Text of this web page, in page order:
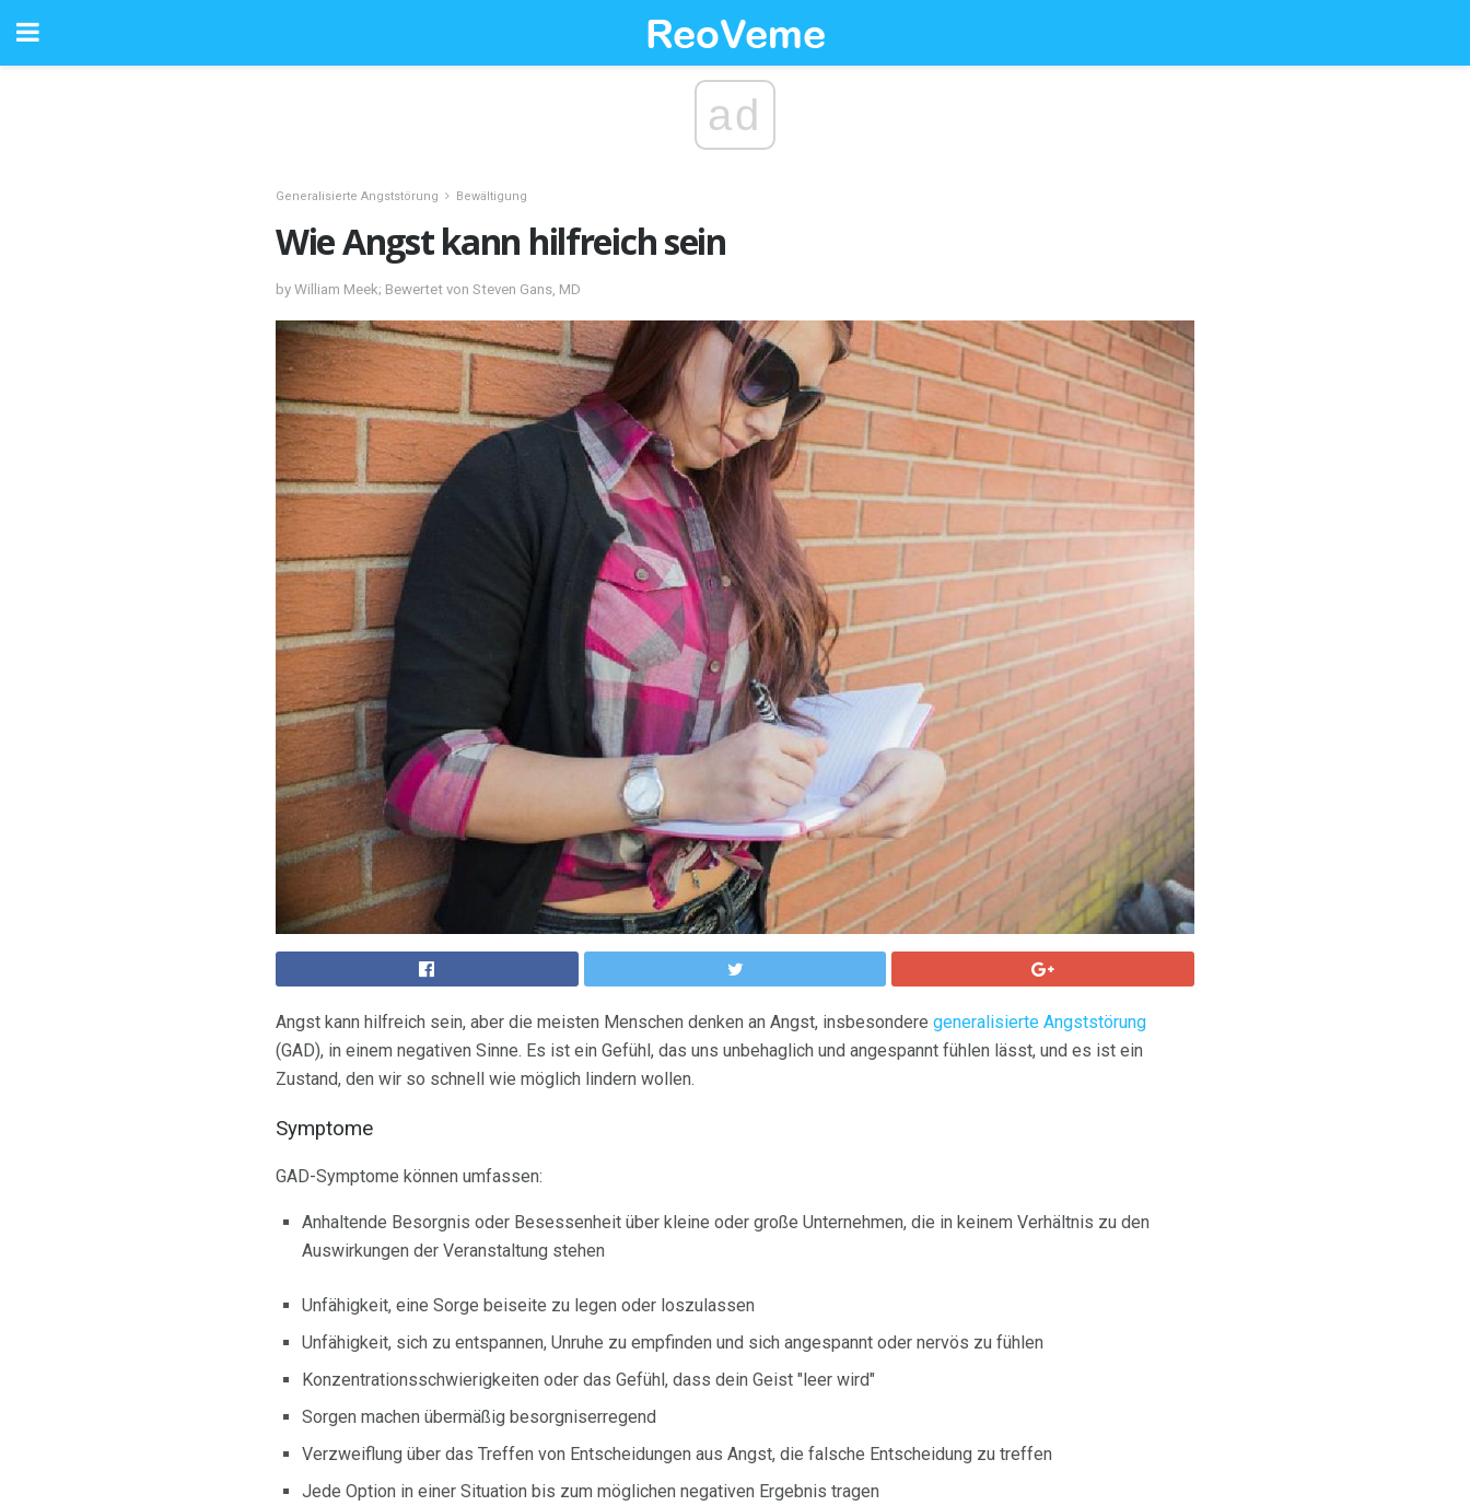
ad
Generalisierte Angststörung Bewältigung
Wie Angst kann hilfreich sein
by William Meek; Bewertet von Steven Gans, MD
Angst kann hilfreich sein, aber die meisten Menschen denken an Angst, insbesondere generalisierte Angststörung
(GAD), in einem negativen Sinne. Es ist ein Gefühl, das uns unbehaglich und angespannt fühlen lässt, und es ist ein
Zustand, den wir so schnell wie möglich lindern wollen.
Symptome
GAD-Symptome können umfassen:
Anhaltende Besorgnis oder Besessenheit über kleine oder große Unternehmen, die in keinem Verhältnis zu den
Auswirkungen der Veranstaltung stehen
Unfähigkeit, eine Sorge beiseite zu legen oder loszulassen
Unfähigkeit, sich zu entspannen, Unruhe zu empfinden und sich angespannt oder nervös zu fühlen
Konzentrationsschwierigkeiten oder das Gefühl, dass dein Geist "leer wird"
Sorgen machen übermäßig besorgniserregend
Verzweiflung über das Treffen von Entscheidungen aus Angst, die falsche Entscheidung zu treffen
Jede Option in einer Situation bis zum möglichen negativen Ergebnis tragen